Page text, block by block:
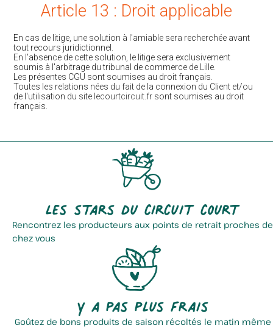
Article 13 : Droit applicable
En cas de litige, une solution à l'amiable sera recherchée avant
tout recours juridictionnel.
En l'absence de cette solution, le litige sera exclusivement
soumis à l'arbitrage du tribunal de commerce de Lille.
Les présentes CGU sont soumises au droit français.
Toutes les relations nées du fait de la connexion du Client et/ou
de l'utilisation du site lecourtcircuit.fr sont soumises au droit
français.
Les stars du circuit court
Rencontrez les producteurs aux points de retrait proches de
chez vous
Y a pas plus frais
Goûtez de bons produits de saison récoltés le matin même